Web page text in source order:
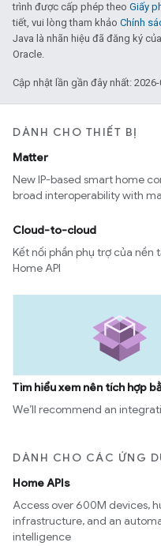
trình được cấp phép theo Giấy
tiết, vui lòng tham khảo Chính
Java là nhãn hiệu đã đăng ký
Oracle.
Cập nhật lần gần đây nhất: 2026-
DÀNH CHO THIẾT BỊ
Matter
New IP-based smart home
broad interoperability with
Cloud-to-cloud
Kết nối phần phụ trợ của nền
Home API
Tìm hiểu xem nên tích hợp
We’ll recommend an
DÀNH CHO CÁC ỨNG
Home APIs
Access over 600M devices,
infrastructure, and an
intelligence